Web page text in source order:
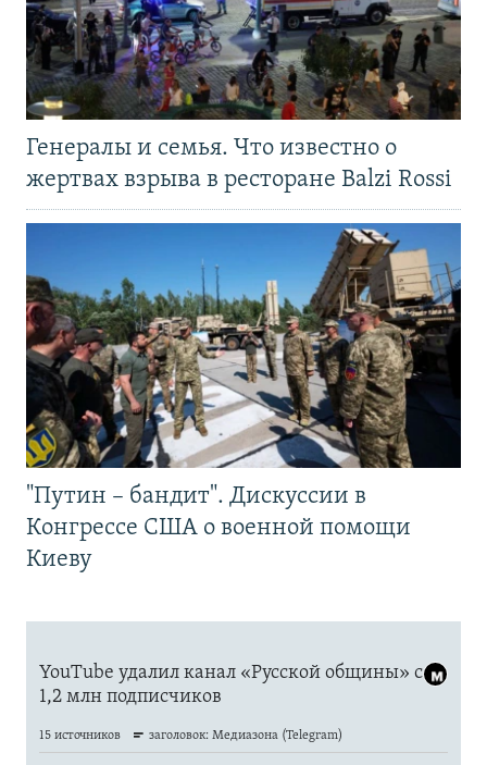
Генералы и семья. Что известно о
жертвах взрыва в ресторане Balzi Rossi
"Путин – бандит". Дискуссии в
Конгрессе США о военной помощи
Киеву